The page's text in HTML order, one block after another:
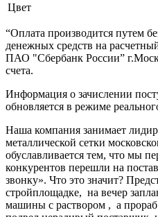
Цвет
“Оплата производится путем
денежных средств на
ПАО "Сбербанк России”
счета.
Информация о зачислении
обновляется в режиме
Наша компания занимает
металлической сетки
обуславливается тем, что мы
конкурентов перешли на
звонку». Что это значит?
стройплощадке, на вечер
машины с раствором , а прораб